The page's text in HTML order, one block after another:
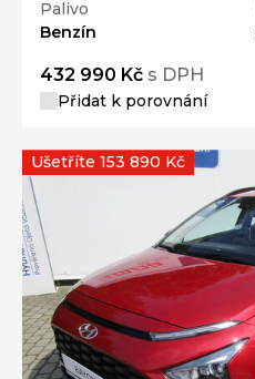
Palivo
Benzín
432 990 Kč s DPH
Přidat k porovnání
Ušetříte 153 890 Kč